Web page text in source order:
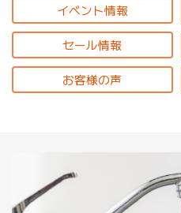
イベント情報
セール情報
お客様の声